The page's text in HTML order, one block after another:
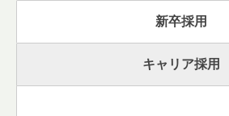
新卒採用
キャリア採用